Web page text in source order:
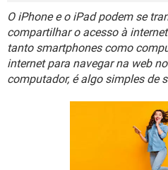
GUIA DE COMPRAS
INSTAGRAM
GUIA DE COMPRAS
CELULAR
OUTLOOK
INSTAGRAM
JOGOS
OUTLOOK
O iPhone e o iPad podem se
compartilhar o acesso à
tanto smartphones como
internet para navegar na web
computador, é algo simples de